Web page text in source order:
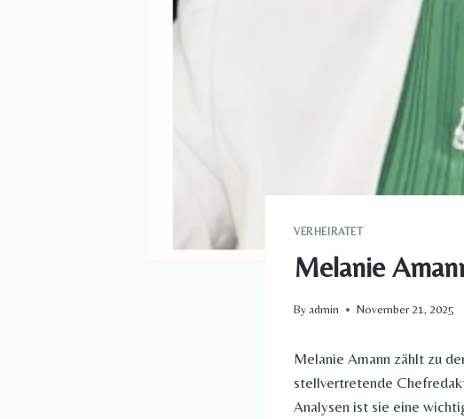
VERHEIRATET
Melanie
By admin November 21, 2025
Melanie Amann zählt zu
stellvertretende
Analysen ist sie eine